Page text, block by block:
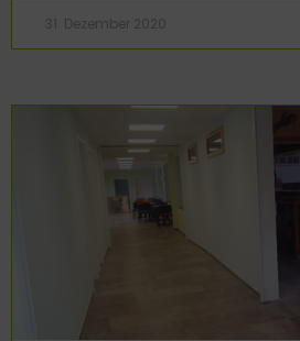
31. Dezember 2020